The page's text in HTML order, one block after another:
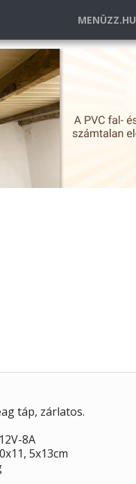
MENÜZZ.HU
táp, zárlatos.
8A
5x13cm